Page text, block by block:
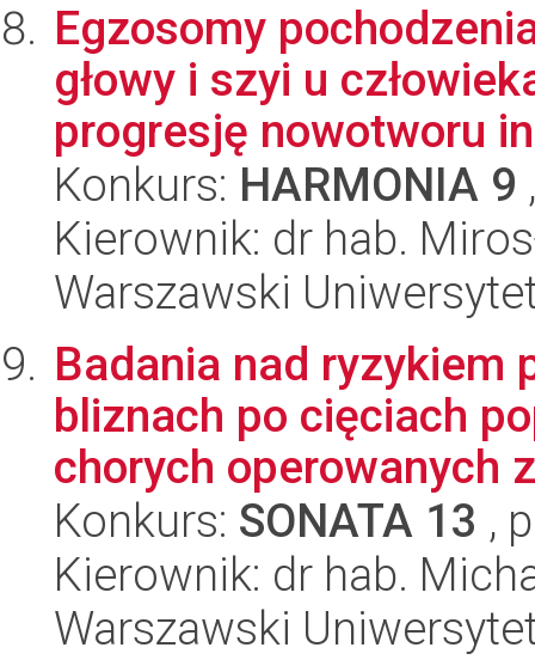
Egzosomy
głowy i szyi u
progresję nowotworu
Konkurs: HARMONIA 9
Kierownik: dr hab.
Warszawski
Badania nad ryzykiem
bliznach po cięciach
chorych operowanych
Konkurs: SONATA 13 ,
Kierownik: dr hab.
Warszawski